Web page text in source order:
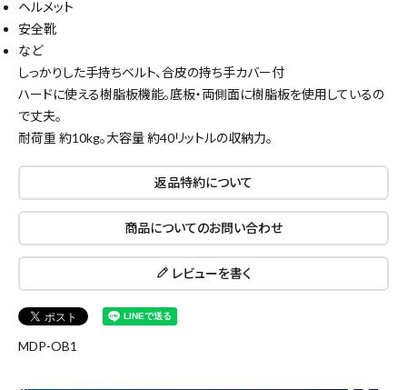
キーワードから探す
ヘルメット
安全靴
など
しっかりした手持ちベルト、合皮の持ち手カバー付
ハードに使える樹脂板機能。底板・両側面に樹脂板を使用しているの
で丈夫。
耐荷重 約10kg。大容量 約40リットルの収納力。
返品特約について
商品についてのお問い合わせ
レビューを書く
MDP-OB1